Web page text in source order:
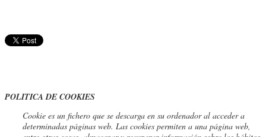
POLITICA DE COOKIES
Cookie es un fichero que se descarga en su ordenador al acceder a
determinadas páginas web. Las cookies permiten a una página web,